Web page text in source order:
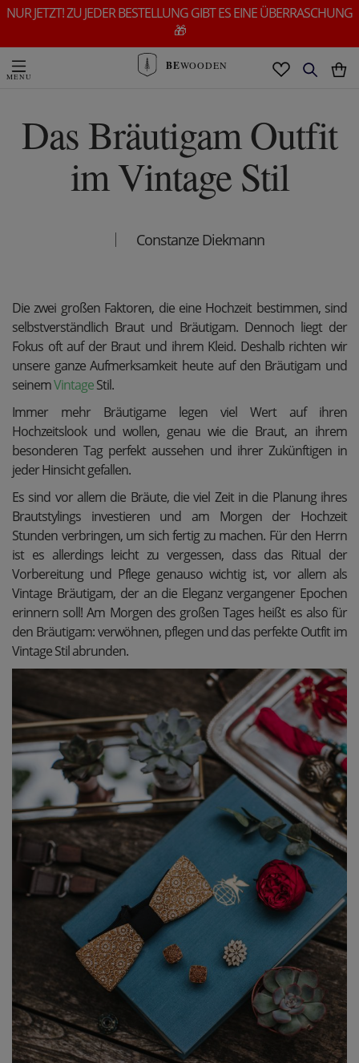
NUR JETZT! ZU JEDER BESTELLUNG GIBT ES EINE ÜBERRASCHUNG
🎁
BEWOODEN
Das Bräutigam Outfit
im Vintage Stil
Constanze Diekmann
Die zwei großen Faktoren, die eine Hochzeit bestimmen, sind
selbstverständlich Braut und Bräutigam. Dennoch liegt der
Fokus oft auf der Braut und ihrem Kleid. Deshalb richten wir
unsere ganze Aufmerksamkeit heute auf den Bräutigam und
seinemVintageStil.
Immer mehr Bräutigame legen viel Wert auf ihren
Hochzeitslook und wollen, genau wie die Braut, an ihrem
besonderen Tag perfekt aussehen und ihrer Zukünftigen in
jeder Hinsicht gefallen.
Es sind vor allem die Bräute, die viel Zeit in die Planung ihres
Brautstylings investieren und am Morgen der Hochzeit
Stunden verbringen, um sich fertig zu machen. Für den Herrn
ist es allerdings leicht zu vergessen, dass das Ritual der
Vorbereitung und Pflege genauso wichtig ist, vor allem als
Vintage Bräutigam, der an die Eleganz vergangener Epochen
erinnern soll! Am Morgen des großen Tages heißt es also für
den Bräutigam: verwöhnen, pflegen und das perfekte Outfit im
Vintage Stil abrunden.